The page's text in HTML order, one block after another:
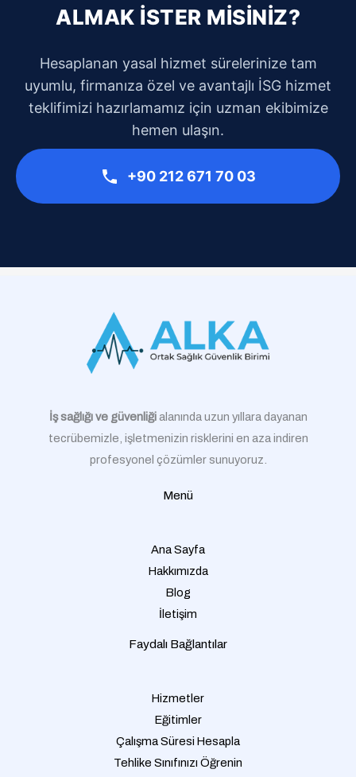
ALMAK İSTER MİSİNİZ?
Hesaplanan yasal hizmet sürelerinize tam
uyumlu, firmanıza özel ve avantajlı İSG hizmet
teklifimizi hazırlamamız için uzman ekibimize
hemen ulaşın.
+90 212 671 70 03
İş sağlığı ve güvenliğialanında uzun yıllara dayanan
tecrübemizle, işletmenizin risklerini en aza indiren
profesyonel çözümler sunuyoruz.
Menü
Ana Sayfa
Hakkımızda
Blog
İletişim
Faydalı Bağlantılar
Hizmetler
Eğitimler
Çalışma Süresi Hesapla
Tehlike Sınıfınızı Öğrenin